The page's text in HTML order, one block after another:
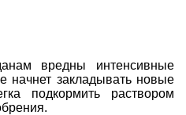
вредны интенсивные
начнет закладывать новые
подкормить раствором